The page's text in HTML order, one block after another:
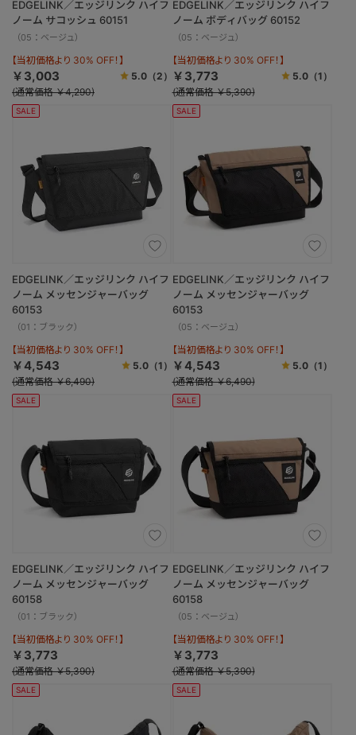
EDGELINK／エッジリンク ハイフ
ノーム サコッシュ 60151
（05：ベージュ）
【当初価格より 30% OFF！】
￥3,003 5.0（2）
(通常価格 ￥4,290)
EDGELINK／エッジリンク ハイフ
ノーム ボディバッグ 60152
（05：ベージュ）
【当初価格より 30% OFF！】
￥3,773 5.0 （1）
(通常価格 ￥5,390)
SALE
EDGELINK／エッジリンク ハイフ
ノーム メッセンジャーバッグ
60153
（01：ブラック）
【当初価格より 30% OFF！】
￥4,543 5.0（1）
(通常価格 ￥6,490)
SALE
EDGELINK／エッジリンク ハイフ
ノーム メッセンジャーバッグ
60153
（05：ベージュ）
【当初価格より 30% OFF！】
￥4,543 5.0 （1）
(通常価格 ￥6,490)
SALE
EDGELINK／エッジリンク ハイフ
ノーム メッセンジャーバッグ
60158
（01：ブラック）
【当初価格より 30% OFF！】
￥3,773
(通常価格 ￥5,390)
SALE
EDGELINK／エッジリンク ハイフ
ノーム メッセンジャーバッグ
60158
（05：ベージュ）
【当初価格より 30% OFF！】
￥3,773
(通常価格 ￥5,390)
SALE SALE